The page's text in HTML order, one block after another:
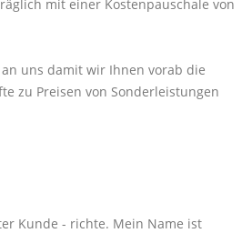
mit einer Kostenpauschale von
uns damit wir Ihnen vorab die
zu Preisen von Sonderleistungen
Kunde - richte. Mein Name ist